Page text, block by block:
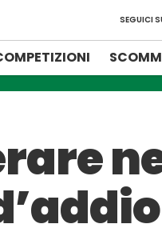
SEGUICI